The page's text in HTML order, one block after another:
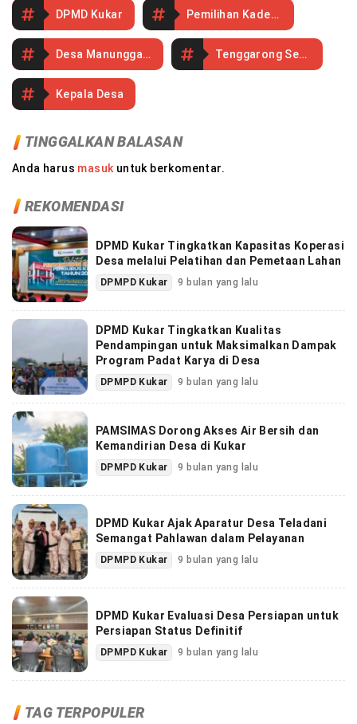
DPMD Kukar Pemilihan Kades PAW
Desa Manunggal Jaya Tenggarong Seberang
Kepala Desa
TINGGALKAN BALASAN
Anda harus masukuntuk berkomentar.
REKOMENDASI
DPMD Kukar Tingkatkan Kapasitas Koperasi
Desa melalui Pelatihan dan Pemetaan Lahan
DPMPD Kukar 9 bulan yang lalu
DPMD Kukar Tingkatkan Kualitas
Pendampingan untuk Maksimalkan Dampak
Program Padat Karya di Desa
DPMPD Kukar 9 bulan yang lalu
PAMSIMAS Dorong Akses Air Bersih dan
Kemandirian Desa di Kukar
DPMPD Kukar 9 bulan yang lalu
DPMD Kukar Ajak Aparatur Desa Teladani
Semangat Pahlawan dalam Pelayanan
DPMPD Kukar 9 bulan yang lalu
DPMD Kukar Evaluasi Desa Persiapan untuk
Persiapan Status Definitif
DPMPD Kukar 9 bulan yang lalu
TAG TERPOPULER